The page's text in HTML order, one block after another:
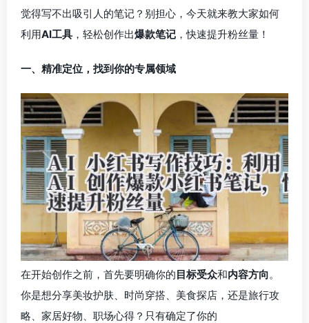
觉得写不出吸引人的笔记？别担心，今天就来教大家如何
利用AI工具 ，轻松创作出爆款笔记 ，快速提升粉丝量！
一、精准定位，找到你的专属领域
在开始创作之前，首先要明确你的目标受众和内容方向。
你是想分享美妆护肤、时尚穿搭、美食探店，还是旅行攻
略、家居好物、职场心得？只有确定了你的